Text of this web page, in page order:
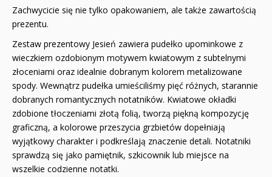
Zachwycicie się nie tylko opakowaniem, ale także zawartością
prezentu.
Zestaw prezentowy Jesień zawiera pudełko upominkowe z
wieczkiem ozdobionym motywem kwiatowym z subtelnymi
złoceniami oraz idealnie dobranym kolorem metalizowane
spody. Wewnątrz pudełka umieściliśmy pięć różnych, starannie
dobranych romantycznych notatników. Kwiatowe okładki
zdobione tłoczeniami złotą folią, tworzą piękną kompozycję
graficzną, a kolorowe przeszycia grzbietów dopełniają
wyjątkowy charakter i podkreślają znaczenie detali. Notatniki
sprawdzą się jako pamiętnik, szkicownik lub miejsce na
wszelkie codzienne notatki.